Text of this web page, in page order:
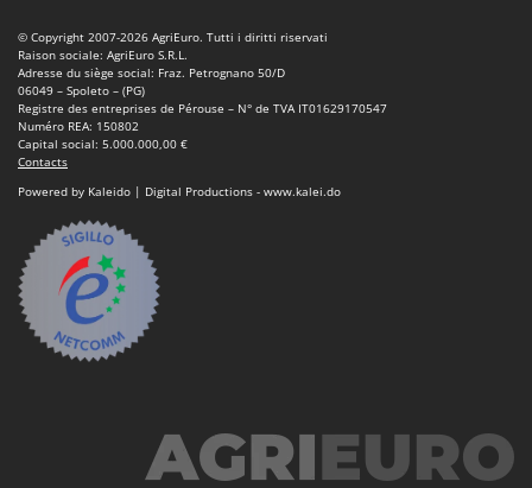
© Copyright 2007-2026 AgriEuro. Tutti i diritti riservati
Raison sociale: AgriEuro S.R.L.
Adresse du siège social: Fraz. Petrognano 50/D
06049 – Spoleto – (PG)
Registre des entreprises de Pérouse – N° de TVA IT01629170547
Numéro REA: 150802
Capital social: 5.000.000,00 €
Contacts
Powered by Kaleido | Digital Productions - www.kalei.do